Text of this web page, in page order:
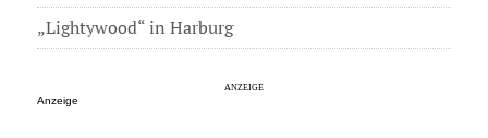
„Lightywood“ in Harburg
Anzeige